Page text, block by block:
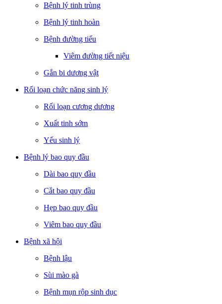
Bệnh lý tinh trùng
Bệnh lý tinh hoàn
Bệnh đường tiểu
Viêm đường tiết niệu
Gắn bi dương vật
Rối loạn chức năng sinh lý
Rối loạn cương dương
Xuất tinh sớm
Yếu sinh lý
Bệnh lý bao quy đầu
Dài bao quy đầu
Cắt bao quy đầu
Hẹp bao quy đầu
Viêm bao quy đầu
Bệnh xã hội
Bệnh lậu
Sùi mào gà
Bệnh mụn rộp sinh dục